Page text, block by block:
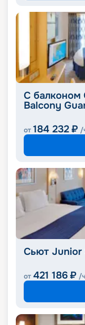
С балконом
Balcony
от 184 232 ₽ /
Сьют Junior
от 421 186 ₽ /